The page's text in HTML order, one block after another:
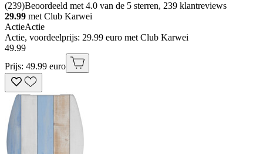
(239)Beoordeeld met 4.0 van de 5 sterren, 239 klantreviews
29.99 met Club Karwei
ActieActie
Actie, voordeelprijs: 29.99 euro met Club Karwei
49.99
Prijs: 49.99 euro